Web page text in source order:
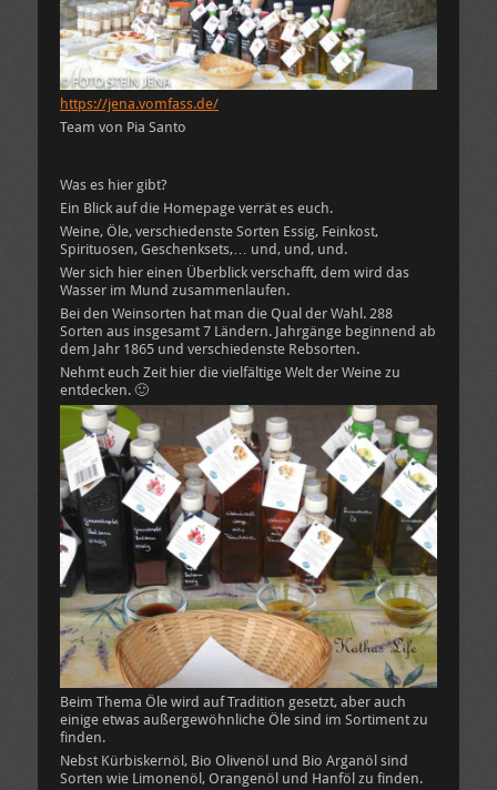
https://jena.vomfass.de/
Team von Pia Santo
Was es hier gibt?
Ein Blick auf die Homepage verrät es euch.
Weine, Öle, verschiedenste Sorten Essig, Feinkost,
Spirituosen, Geschenksets,… und, und, und.
Wer sich hier einen Überblick verschafft, dem wird das
Wasser im Mund zusammenlaufen.
Bei den Weinsorten hat man die Qual der Wahl. 288
Sorten aus insgesamt 7 Ländern. Jahrgänge beginnend ab
dem Jahr 1865 und verschiedenste Rebsorten.
Nehmt euch Zeit hier die vielfältige Welt der Weine zu
entdecken. 🙂
Beim Thema Öle wird auf Tradition gesetzt, aber auch
einige etwas außergewöhnliche Öle sind im Sortiment zu
finden.
Nebst Kürbiskernöl, Bio Olivenöl und Bio Arganöl sind
Sorten wie Limonenöl, Orangenöl und Hanföl zu finden.